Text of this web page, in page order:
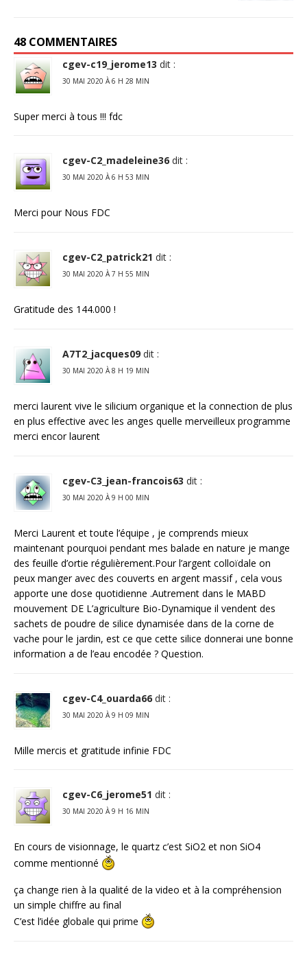
48 COMMENTAIRES
cgev-c19_jerome13 dit :
30 MAI 2020 À 6 H 28 MIN
Super merci à tous !!! fdc
cgev-C2_madeleine36 dit :
30 MAI 2020 À 6 H 53 MIN
Merci pour Nous FDC
cgev-C2_patrick21 dit :
30 MAI 2020 À 7 H 55 MIN
Gratitude des 144.000 !
A7T2_jacques09 dit :
30 MAI 2020 À 8 H 19 MIN
merci laurent vive le silicium organique et la connection de plus
en plus effective avec les anges quelle merveilleux programme
merci encor laurent
cgev-C3_jean-francois63 dit :
30 MAI 2020 À 9 H 00 MIN
Merci Laurent et toute l’équipe , je comprends mieux
maintenant pourquoi pendant mes balade en nature je mange
des feuille d’ortie régulièrement.Pour l’argent colloïdale on
peux manger avec des couverts en argent massif , cela vous
apporte une dose quotidienne .Autrement dans le MABD
mouvement DE L’agriculture Bio-Dynamique il vendent des
sachets de poudre de silice dynamisée dans de la corne de
vache pour le jardin, est ce que cette silice donnerai une bonne
information a de l’eau encodée ? Question.
cgev-C4_ouarda66 dit :
30 MAI 2020 À 9 H 09 MIN
Mille mercis et gratitude infinie FDC
cgev-C6_jerome51 dit :
30 MAI 2020 À 9 H 16 MIN
En cours de visionnage, le quartz c’est SiO2 et non SiO4
comme mentionné
ça change rien à la qualité de la video et à la compréhension
un simple chiffre au final
C’est l’idée globale qui prime